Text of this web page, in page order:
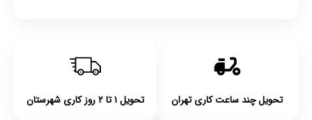
تحویل چند ساعت کاری تهران تحویل ۱ تا ۲ روز کاری شهرستان